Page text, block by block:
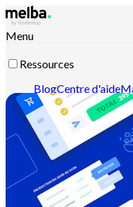
Menu
Ressources
BlogCentre d'aide
intelligent
Contactez-nousDécouvrir